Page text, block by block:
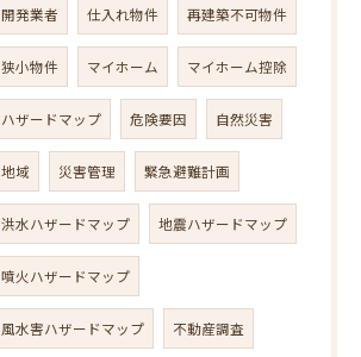
開発業者 仕入れ物件 再建築不可物件
狭小物件 マイホーム マイホーム控除
ハザードマップ 危険要因 自然災害
地域 災害管理 緊急避難計画
洪水ハザードマップ 地震ハザードマップ
噴火ハザードマップ
風水害ハザードマップ 不動産調査